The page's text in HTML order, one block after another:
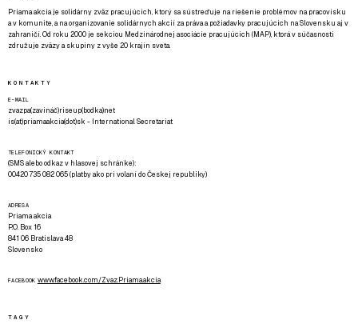
Priama akcia je solidárny zväz pracujúcich, ktorý sa sústreďuje na riešenie problémov na pracovisku
a v komunite, a na organizovanie solidárnych akcií za práva a požiadavky pracujúcich na Slovensku aj v
zahraničí. Od roku 2000 je sekciou Medzinárodnej asociácie pracujúcich (MAP), ktorá v súčasnosti
združuje zväzy a skupiny z vyše 20 krajín sveta.
KONTAKTY
E-MAIL
zvazpa(zavináč)riseup(bodka)net
is(at)priamaakcia(dot)sk - International Secretariat
TELEFONICKÝ KONTAKT
(SMS alebo odkaz v hlasovej schránke):
00420 735 082 065 (platby ako pri volaní do Českej republiky)
ADRESA
Priama akcia
P.O. Box 16
841 06 Bratislava 48
Slovensko
FACEBOOK www.facebook.com/Zvaz.Priama.akcia
TAGY